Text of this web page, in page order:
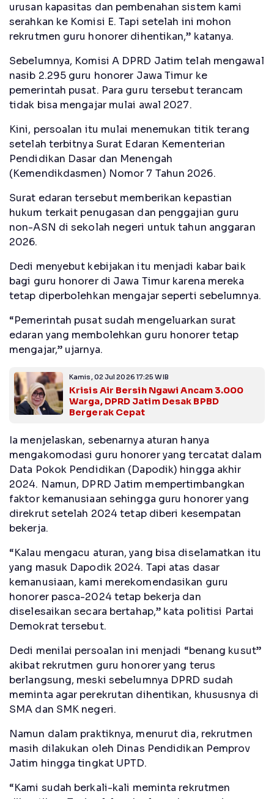
urusan kapasitas dan pembenahan sistem kami
serahkan ke Komisi E. Tapi setelah ini mohon
rekrutmen guru honorer dihentikan,” katanya.
Sebelumnya, Komisi A DPRD Jatim telah mengawal
nasib 2.295 guru honorer Jawa Timur ke
pemerintah pusat. Para guru tersebut terancam
tidak bisa mengajar mulai awal 2027.
Kini, persoalan itu mulai menemukan titik terang
setelah terbitnya Surat Edaran Kementerian
Pendidikan Dasar dan Menengah
(Kemendikdasmen) Nomor 7 Tahun 2026.
Surat edaran tersebut memberikan kepastian
hukum terkait penugasan dan penggajian guru
non-ASN di sekolah negeri untuk tahun anggaran
2026.
Dedi menyebut kebijakan itu menjadi kabar baik
bagi guru honorer di Jawa Timur karena mereka
tetap diperbolehkan mengajar seperti sebelumnya.
“Pemerintah pusat sudah mengeluarkan surat
edaran yang membolehkan guru honorer tetap
mengajar,” ujarnya.
Kamis, 02 Jul 2026 17:25 WIB
Krisis Air Bersih Ngawi Ancam 3.000
Warga, DPRD Jatim Desak BPBD
Bergerak Cepat
Ia menjelaskan, sebenarnya aturan hanya
mengakomodasi guru honorer yang tercatat dalam
Data Pokok Pendidikan (Dapodik) hingga akhir
2024. Namun, DPRD Jatim mempertimbangkan
faktor kemanusiaan sehingga guru honorer yang
direkrut setelah 2024 tetap diberi kesempatan
bekerja.
“Kalau mengacu aturan, yang bisa diselamatkan itu
yang masuk Dapodik 2024. Tapi atas dasar
kemanusiaan, kami merekomendasikan guru
honorer pasca-2024 tetap bekerja dan
diselesaikan secara bertahap,” kata politisi Partai
Demokrat tersebut.
Dedi menilai persoalan ini menjadi “benang kusut”
akibat rekrutmen guru honorer yang terus
berlangsung, meski sebelumnya DPRD sudah
meminta agar perekrutan dihentikan, khususnya di
SMA dan SMK negeri.
Namun dalam praktiknya, menurut dia, rekrutmen
masih dilakukan oleh Dinas Pendidikan Pemprov
Jatim hingga tingkat UPTD.
“Kami sudah berkali-kali meminta rekrutmen